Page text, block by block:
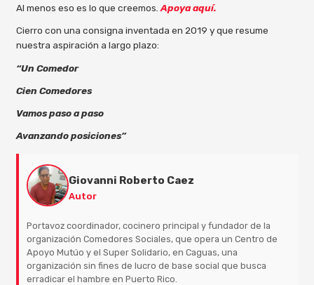
Al menos eso es lo que creemos Apoya aquí.
Cierro con una consigna inventada en 2019 y que resume
nuestra aspiración a largo plazo:
“Un Comedor
Cien Comedores
Vamos paso a paso
Avanzando posiciones”
Giovanni Roberto Caez
Autor
Portavoz coordinador, cocinero principal y fundador de la
organización Comedores Sociales, que opera un Centro de
Apoyo Mutúo y el Super Solidario, en Caguas, una
organización sin fines de lucro de base social que busca
erradicar el hambre en Puerto Rico.